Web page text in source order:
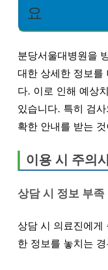
요
분당서울대병원을
대한 상세한 정보를
다. 이로 인해 예상
있습니다. 특히 검
확한 안내를 받는
이용 시 주의
상담 시 정보 부족
상담 시 의료진에게
한 정보를 놓치는